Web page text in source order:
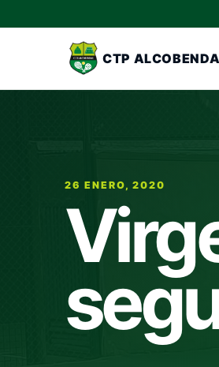
CTP
26 ENERO, 2020